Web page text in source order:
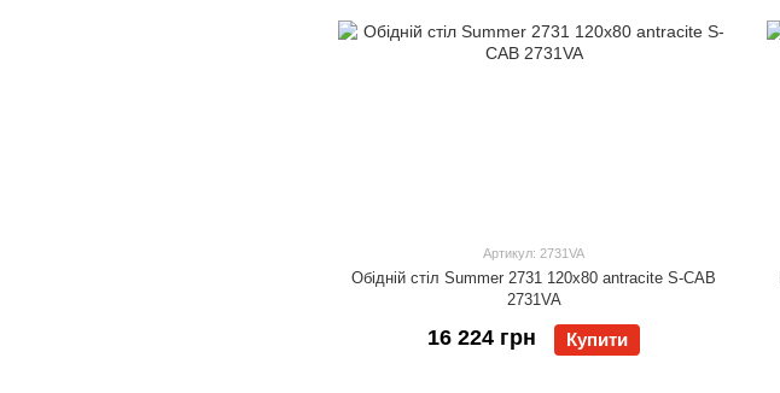
Артикул: 2731VA
Обідній стіл Summer 2731 120x80 antracite S-CAB
2731VA
16 224 грн Купити